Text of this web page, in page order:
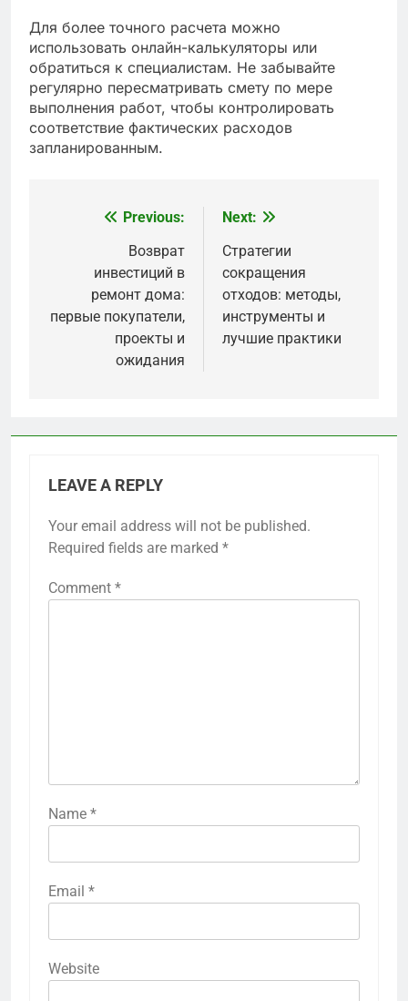
Для более точного расчета можно
использовать онлайн-калькуляторы или
обратиться к специалистам. Не забывайте
регулярно пересматривать смету по мере
выполнения работ, чтобы контролировать
соответствие фактических расходов
запланированным.
navigation
Previous:
Возврат
инвестиций в
ремонт дома:
первые покупатели,
проекты и
ожидания
Next:
Стратегии
сокращения
отходов: методы,
инструменты и
лучшие практики
LEAVE A REPLY
Your email address will not be published.
Required fields are marked *
Comment *
Name *
Email *
Website